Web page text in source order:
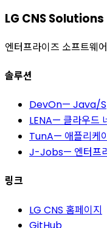
LG CNS Solutions
엔터프라이즈 소프트웨
솔루션
DevOn— Java/
LENA— 클라우드
TunA— 애플리케
J-Jobs— 엔터프
링크
LG CNS 홈페이지
GitHub